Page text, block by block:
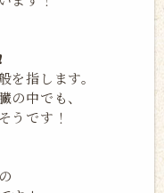
を指します。
の中でも、
うです！